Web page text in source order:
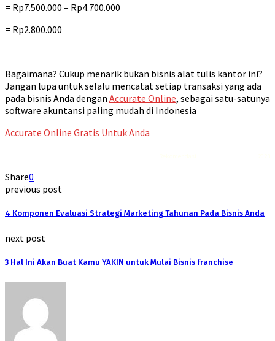
= Rp7.500.000 – Rp4.700.000
= Rp2.800.000
Bagaimana? Cukup menarik bukan bisnis alat tulis kantor ini?
Jangan lupa untuk selalu mencatat setiap transaksi yang ada
pada bisnis Anda dengan Accurate Online, sebagai satu-satunya
software akuntansi paling mudah di Indonesia
Accurate Online Gratis Untuk Anda
Share0
previous post
4 Komponen Evaluasi Strategi Marketing Tahunan Pada Bisnis Anda
next post
3 Hal Ini Akan Buat Kamu YAKIN untuk Mulai Bisnis franchise